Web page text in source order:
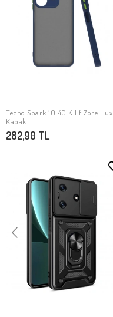
SEPETE EKLE
Tecno Spark 10 4G Kılıf Zore Hux
Kapak
282,90 TL